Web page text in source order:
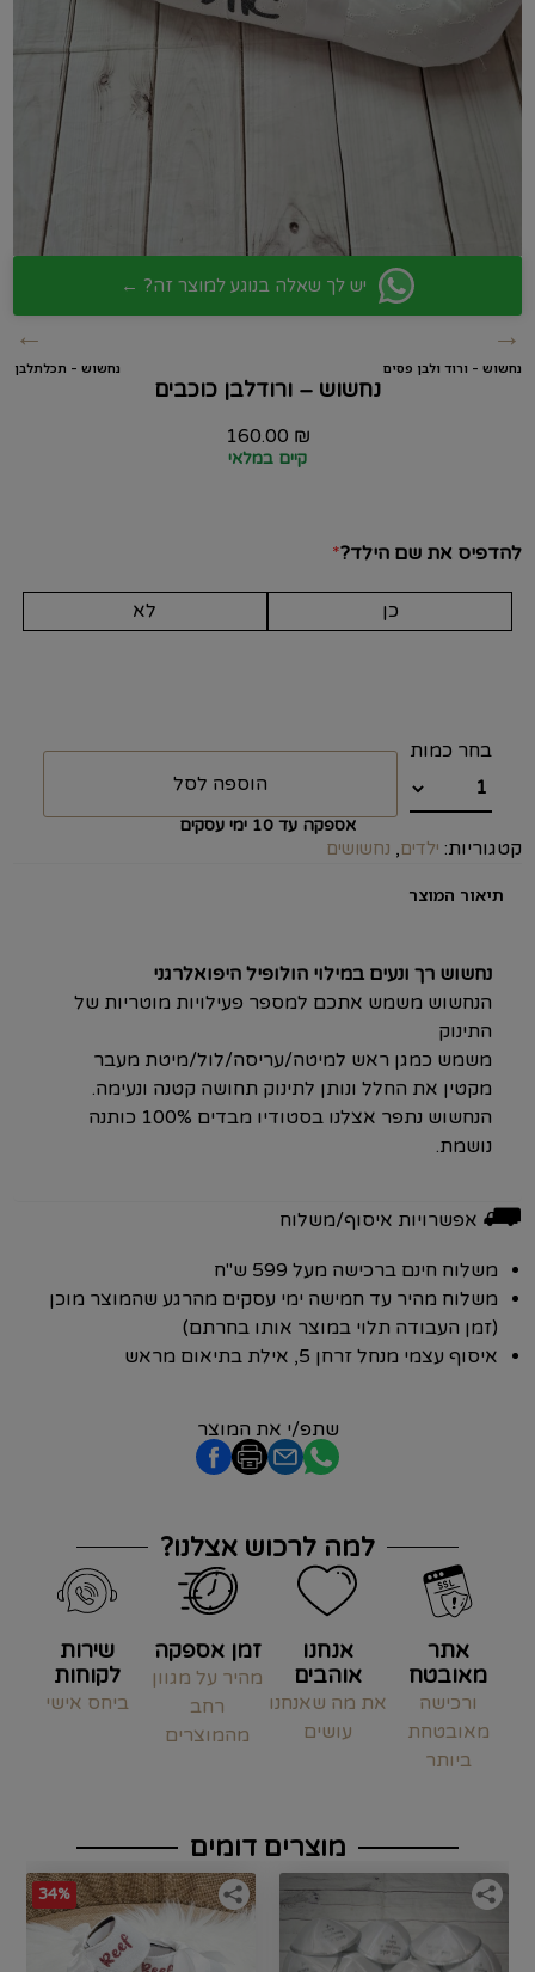
יש לך שאלה בנוגע למוצר זה? ←
→
נחשוש – ורוד ולבן פסים
←
נחשוש – תכלתלבן
נחשוש – ורודלבן כוכבים
160.00 ₪
קיים במלאי
*להדפיס את שם הילד?
כן לא
הוספה לסל
אספקה עד 10 ימי עסקים
קטגוריות: ילדים, נחשושים
תיאור המוצר
נחשוש רך ונעים במילוי הולופיל היפואלרגני
הנחשוש משמש אתכם למספר פעילויות מוטריות של
התינוק
משמש כמגן ראש למיטה/עריסה/לול/מיטת מעבר
הנחשוש נתפר אצלנו בסטודיו מבדים 100% כותנה
נושמת.
⛟ אפשרויות איסוף/משלוח
משלוח חינם ברכישה מעל 599 ש"ח
משלוח מהיר עד חמישה ימי עסקים מהרגע שהמוצר מוכן
(זמן העבודה תלוי במוצר אותו בחרתם)
איסוף עצמי מנחל זרחן 5, אילת בתיאום מראש
שתפ/י את המוצר
למה לרכוש אצלנו?
אתר
מאובטח
ורכישה
מאובטחת
ביותר
אנחנו
אוהבים
את מה שאנחנו
עושים
זמן אספקה
מהיר על מגוון
רחב
מהמוצרים
שירות
לקוחות
ביחס אישי
מוצרים דומים
34%